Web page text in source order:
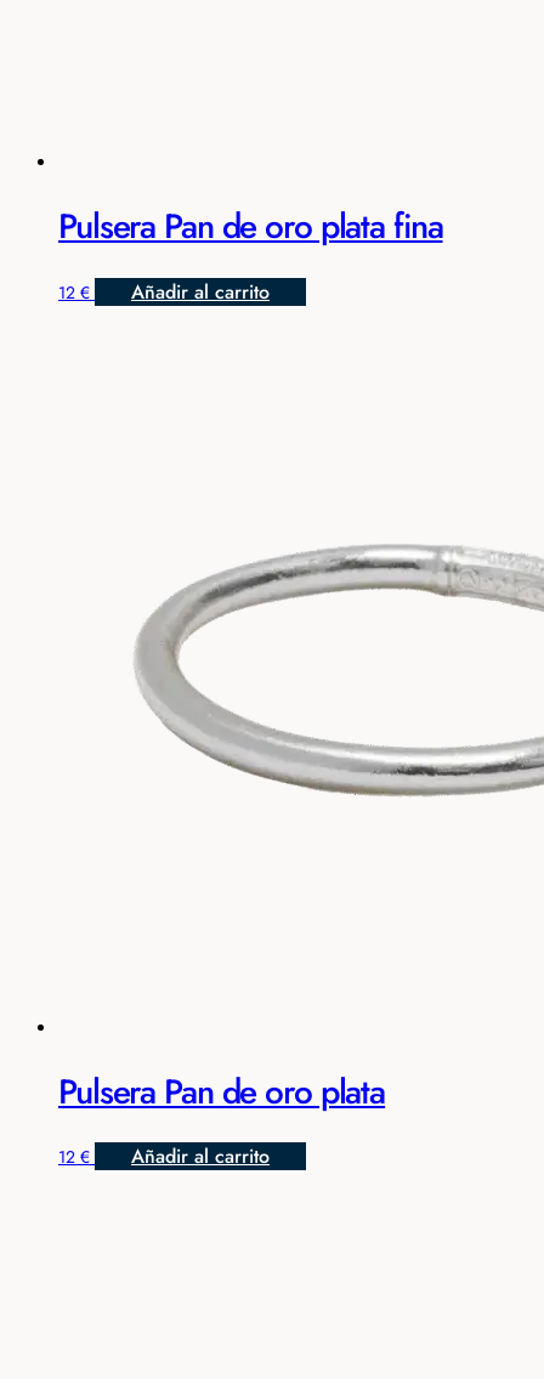
Pulsera Pan de oro plata fina
12 € Añadir al carrito
Pulsera Pan de oro plata
12 € Añadir al carrito